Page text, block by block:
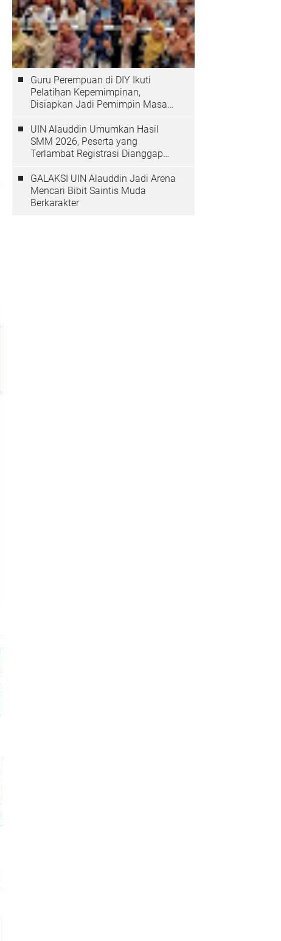
Guru Perempuan di DIY Ikuti
Pelatihan Kepemimpinan,
Disiapkan Jadi Pemimpin Masa
UIN Alauddin Umumkan Hasil
SMM 2026, Peserta yang
Terlambat Registrasi Dianggap
GALAKSI UIN Alauddin Jadi Arena
Mencari Bibit Saintis Muda
Berkarakter